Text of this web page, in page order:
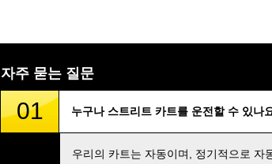
자주 묻는 질문
01 누구나 스트리트 카트를 운전할 수 있나
우리의 카트는 자동이며, 정기적으로 자